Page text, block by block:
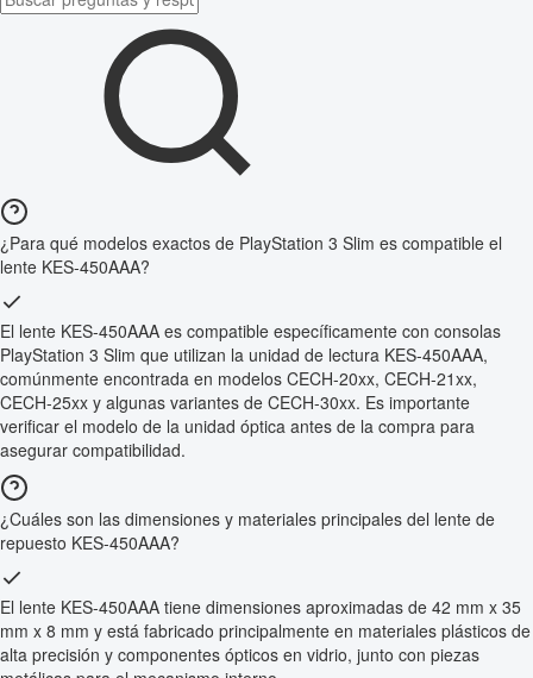
¿Para qué modelos exactos de PlayStation 3 Slim es compatible el
lente KES-450AAA?
El lente KES-450AAA es compatible específicamente con consolas
PlayStation 3 Slim que utilizan la unidad de lectura KES-450AAA,
comúnmente encontrada en modelos CECH-20xx, CECH-21xx,
CECH-25xx y algunas variantes de CECH-30xx. Es importante
verificar el modelo de la unidad óptica antes de la compra para
asegurar compatibilidad.
¿Cuáles son las dimensiones y materiales principales del lente de
repuesto KES-450AAA?
El lente KES-450AAA tiene dimensiones aproximadas de 42 mm x 35
mm x 8 mm y está fabricado principalmente en materiales plásticos de
alta precisión y componentes ópticos en vidrio, junto con piezas